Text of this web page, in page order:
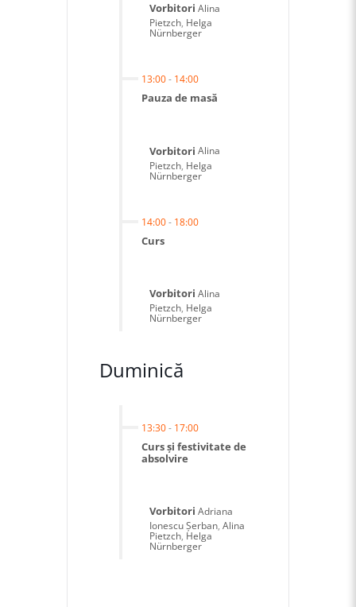
Vorbitori Alina
Pietzch, Helga
Nürnberger
13:00- 14:00
Pauza de masă
Vorbitori Alina
Pietzch, Helga
Nürnberger
14:00- 18:00
Curs
Vorbitori Alina
Pietzch, Helga
Nürnberger
Duminică
13:30- 17:00
Curs și festivitate de
absolvire
Vorbitori Adriana
Ionescu Șerban, Alina
Pietzch, Helga
Nürnberger